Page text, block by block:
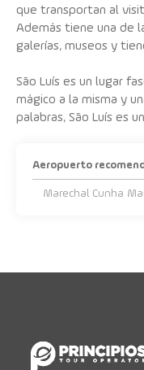
que transportan al
Además tiene una de
galerías, museos y
São Luís es un lugar
mágico a la misma y
Aeropuerto
Marechal Cunha